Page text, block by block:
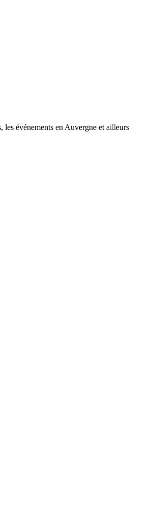
les événements en Auvergne et ailleurs